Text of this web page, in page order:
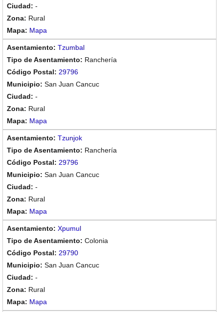
-
Rural
Mapa
Tzumbal
Ranchería
29796
San Juan Cancuc
-
Rural
Mapa
Tzunjok
Ranchería
29796
San Juan Cancuc
-
Rural
Mapa
Xpumul
Colonia
29790
San Juan Cancuc
-
Rural
Mapa